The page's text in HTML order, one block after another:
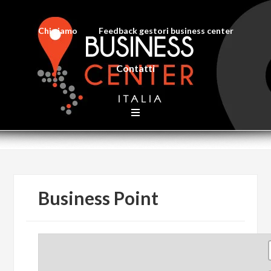
Chi siamo Feedback gestori business center
Contatti
Business Point